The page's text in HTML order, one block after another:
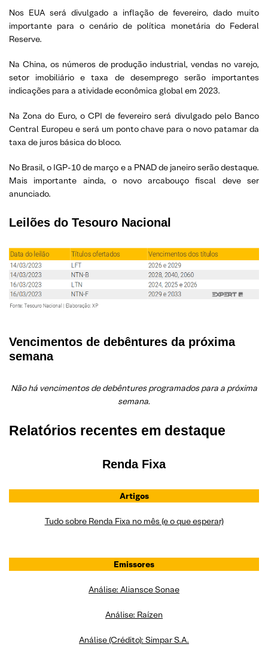
Nos EUA será divulgado a inflação de fevereiro, dado muito
importante para o cenário de política monetária do Federal
Reserve.
Na China, os números de produção industrial, vendas no varejo,
setor imobiliário e taxa de desemprego serão importantes
indicações para a atividade econômica global em 2023.
Na Zona do Euro, o CPI de fevereiro será divulgado pelo Banco
Central Europeu e será um ponto chave para o novo patamar da
taxa de juros básica do bloco.
No Brasil, o IGP-10 de março e a PNAD de janeiro serão destaque.
Mais importante ainda, o novo arcabouço fiscal deve ser
anunciado.
Leilões do Tesouro Nacional
Vencimentos de debêntures da próxima
semana
Não há vencimentos de debêntures programados para a próxima
semana.
Relatórios recentes em destaque
Renda Fixa
Artigos
Tudo sobre Renda Fixa no mês (e o que esperar)
Emissores
Análise: Aliansce Sonae
Análise: Raízen
Análise (Crédito): Simpar S.A.